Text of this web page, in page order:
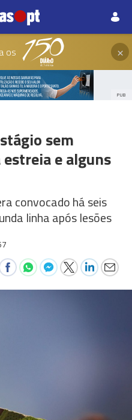
os ×
PUB
sem
e alguns
convocado há seis
linha após lesões